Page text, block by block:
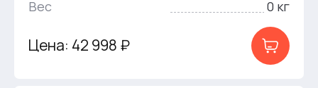
Вес
0 кг
Цена: 42 998 ₽